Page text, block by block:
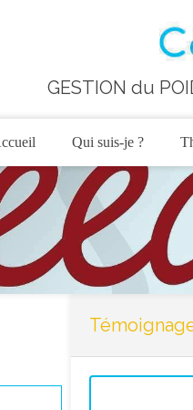
GESTION du
Qui suis-je ?